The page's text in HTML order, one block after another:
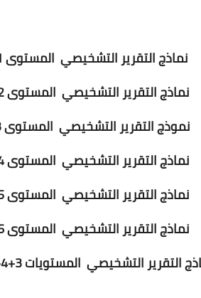
نماذج التقرير التشخيصي المستوى 1
نماذج التقرير التشخيصي المستوى 2
نموذج التقرير التشخيصي المستوى 3
نماذج التقرير التشخيصي المستوى 4
نماذج التقرير التشخيصي المستوى 5
نماذج التقرير التشخيصي المستوى 6
التقرير التشخيصي المستويات 3+4+5+6